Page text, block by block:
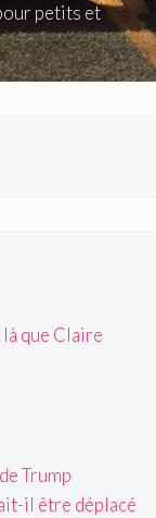
petits et
que Claire
Trump
il être déplacé